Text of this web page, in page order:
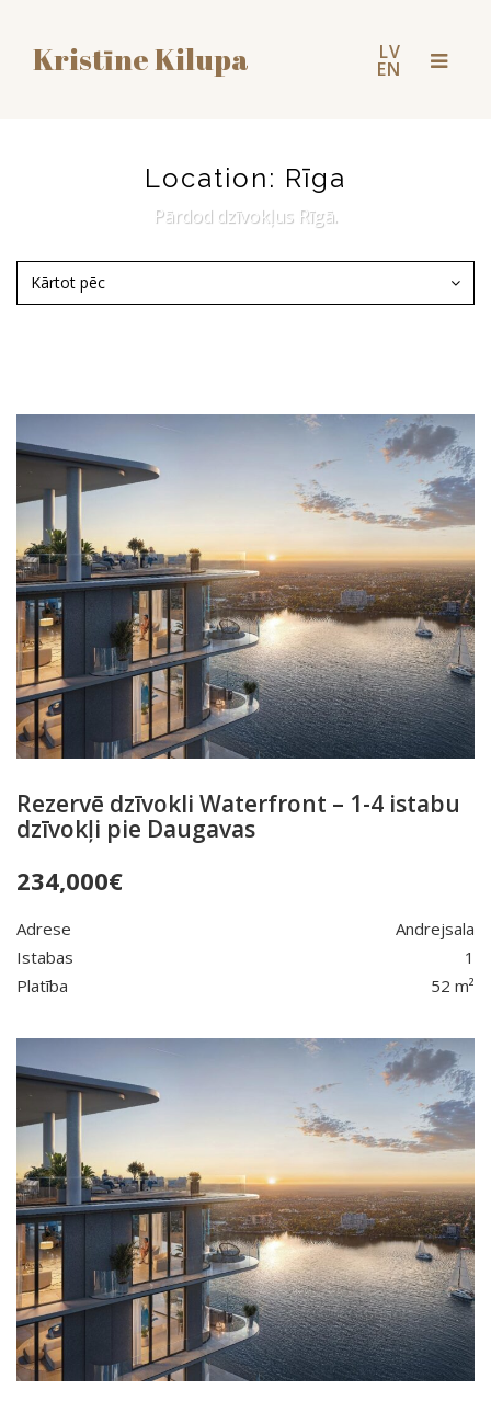
Kristīne Kilupa LV
EN
Toggle
Location: Rīga
Pārdod dzīvokļus Rīgā.
Kārtot pēc
Rezervē dzīvokli Waterfront – 1-4 istabu
dzīvokļi pie Daugavas
234,000€
Adrese
Andrejsala
Istabas
1
Platība
52 m²